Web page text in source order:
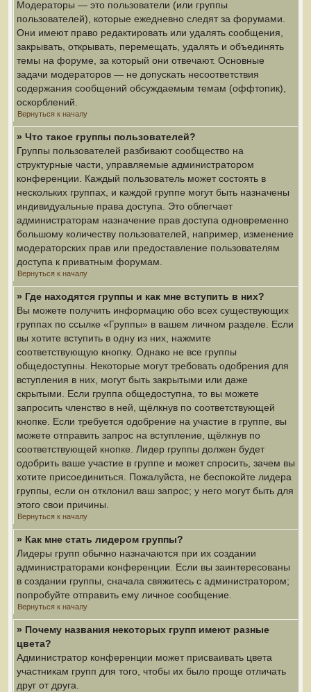
Модераторы — это пользователи (или группы
пользователей), которые ежедневно следят за форумами.
Они имеют право редактировать или удалять сообщения,
закрывать, открывать, перемещать, удалять и объединять
темы на форуме, за который они отвечают. Основные
задачи модераторов — не допускать несоответствия
содержания сообщений обсуждаемым темам (оффтопик),
оскорблений.
Вернуться к началу
» Что такое группы пользователей?
Группы пользователей разбивают сообщество на
структурные части, управляемые администратором
конференции. Каждый пользователь может состоять в
нескольких группах, и каждой группе могут быть назначены
индивидуальные права доступа. Это облегчает
администраторам назначение прав доступа одновременно
большому количеству пользователей, например, изменение
модераторских прав или предоставление пользователям
доступа к приватным форумам.
Вернуться к началу
» Где находятся группы и как мне вступить в них?
Вы можете получить информацию обо всех существующих
группах по ссылке «Группы» в вашем личном разделе. Если
вы хотите вступить в одну из них, нажмите
соответствующую кнопку. Однако не все группы
общедоступны. Некоторые могут требовать одобрения для
вступления в них, могут быть закрытыми или даже
скрытыми. Если группа общедоступна, то вы можете
запросить членство в ней, щёлкнув по соответствующей
кнопке. Если требуется одобрение на участие в группе, вы
можете отправить запрос на вступление, щёлкнув по
соответствующей кнопке. Лидер группы должен будет
одобрить ваше участие в группе и может спросить, зачем вы
хотите присоединиться. Пожалуйста, не беспокойте лидера
группы, если он отклонил ваш запрос; у него могут быть для
этого свои причины.
Вернуться к началу
» Как мне стать лидером группы?
Лидеры групп обычно назначаются при их создании
администраторами конференции. Если вы заинтересованы
в создании группы, сначала свяжитесь с администратором;
попробуйте отправить ему личное сообщение.
Вернуться к началу
» Почему названия некоторых групп имеют разные
цвета?
Администратор конференции может присваивать цвета
участникам групп для того, чтобы их было проще отличать
друг от друга.